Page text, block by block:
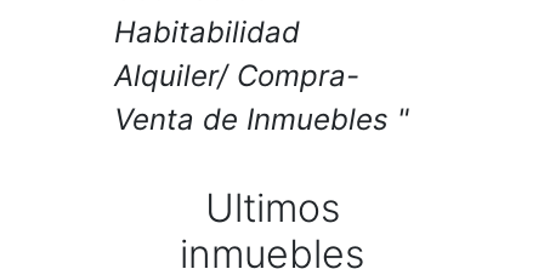
Habitabilidad
Alquiler/ Compra-
Venta de Inmuebles
Ultimos
inmuebles